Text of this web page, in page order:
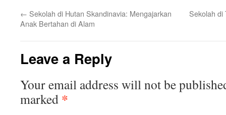
← Sekolah di Hutan Skandinavia: Mengajarkan
Anak Bertahan di Alam
Sekolah di
Leave a Reply
Your email address will not be
marked *